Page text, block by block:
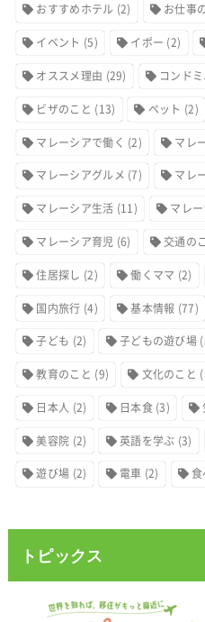
おすすめホテル (2) お仕事
イベント (5) イポー (2)
オススメ理由 (29) コンド
ビザのこと (13) ペット (2)
マレーシアで働く (2) マレ
マレーシアグルメ (7) マレ
マレーシア生活 (11) マレ
マレーシア育児 (6) 交通の
住居探し (2) 働くママ (2)
国内旅行 (4) 基本情報 (77)
子ども (2) 子どもの遊び場
教育のこと (9) 文化のこと
日本人 (2) 日本食(3)
美容院 (2) 英語を学ぶ (3)
遊び場 (2) 電車 (2) 食
トピックス